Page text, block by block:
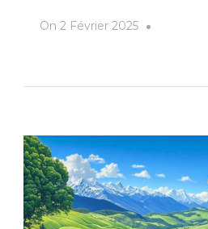
On 2 Février 2025